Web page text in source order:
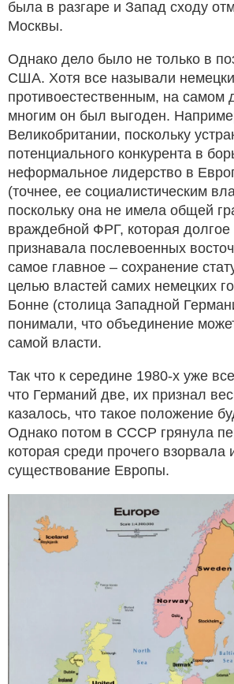
была в разгаре и Запад сходу
Москвы.
Однако дело было не только в
США. Хотя все называли
противоестественным, на самом
многим он был выгоден.
Великобритании, поскольку
потенциального конкурента в
неформальное лидерство в
(точнее, ее социалистическим
поскольку она не имела общей
враждебной ФРГ, которая
признавала послевоенных
самое главное – сохранение
целью властей самих немецких
Бонне (столица Западной
понимали, что объединение
самой власти.
Так что к середине 1980-х уже
что Германий две, их признал
казалось, что такое положение
Однако потом в СССР грянула
которая среди прочего взорвала
существование Европы.